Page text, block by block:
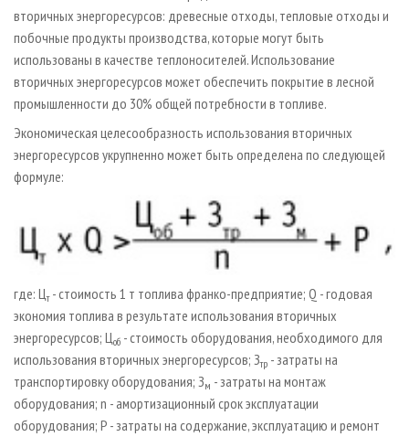
вторичных энергоресурсов: древесные отходы, тепловые отходы и
побочные продукты производства, которые могут быть
использованы в качестве теплоносителей. Использование
вторичных энергоресурсов может обеспечить покрытие в лесной
промышленности до 30% общей потребности в топливе.
Экономическая целесообразность использования вторичных
энергоресурсов укрупненно может быть определена по следующей
формуле:
где: Цт- стоимость 1 т топлива франко-предприятие; Q - годовая
экономия топлива в результате использования вторичных
энергоресурсов; Цоб - стоимость оборудования, необходимого для
использования вторичных энергоресурсов; Зтр - затраты на
транспортировку оборудования; Зм - затраты на монтаж
оборудования; n - амортизационный срок эксплуатации
оборудования; P - затраты на содержание, эксплуатацию и ремонт